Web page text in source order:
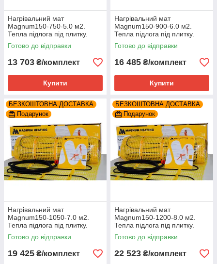
Нагрівальний мат
Magnum150-750-5.0 м2.
Тепла підлога під плитку.
Готово до відправки
13 703 ₴/комплект
Купити
Нагрівальний мат
Magnum150-900-6.0 м2.
Тепла підлога під плитку.
Готово до відправки
16 485 ₴/комплект
Купити
БЕЗКОШТОВНА ДОСТАВКА
Подарунок
Нагрівальний мат
Magnum150-1050-7.0 м2.
Тепла підлога під плитку.
Готово до відправки
19 425 ₴/комплект
БЕЗКОШТОВНА ДОСТАВКА
Подарунок
Нагрівальний мат
Magnum150-1200-8.0 м2.
Тепла підлога під плитку.
Готово до відправки
22 523 ₴/комплект